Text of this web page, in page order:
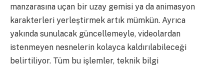
manzarasına uçan bir uzay gemisi ya da animasyon
karakterleri yerleştirmek artık mümkün. Ayrıca
yakında sunulacak güncellemeyle, videolardan
istenmeyen nesnelerin kolayca kaldırılabileceği
belirtiliyor. Tüm bu işlemler, teknik bilgi